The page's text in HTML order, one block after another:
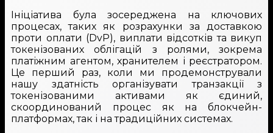
Ініціатива була зосереджена на ключових
процесах, таких як розрахунки за доставкою
проти оплати (DvP), виплати відсотків та викуп
токенізованих облігацій з ролями, зокрема
платіжним агентом, хранителем і реєстратором.
Це перший раз, коли ми продемонстрували
нашу здатність організувати транзакції з
токенізованими активами як єдиний,
скоординований процес як на блокчейн-
платформах, так і на традиційних системах.